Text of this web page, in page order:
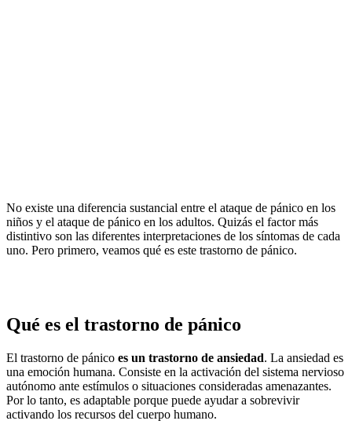
No existe una diferencia sustancial entre el ataque de pánico en los
niños y el ataque de pánico en los adultos. Quizás el factor más
distintivo son las diferentes interpretaciones de los síntomas de cada
uno. Pero primero, veamos qué es este trastorno de pánico.
Qué es el trastorno de pánico
El trastorno de pánico es un trastorno de ansiedad. La ansiedad es
una emoción humana. Consiste en la activación del sistema nervioso
autónomo ante estímulos o situaciones consideradas amenazantes.
Por lo tanto, es adaptable porque puede ayudar a sobrevivir
activando los recursos del cuerpo humano.